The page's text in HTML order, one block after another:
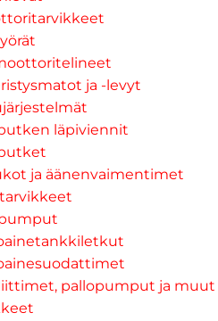
ja -levyt
läpiviennit
ja äänenvaimentimet
pallopumput ja muut